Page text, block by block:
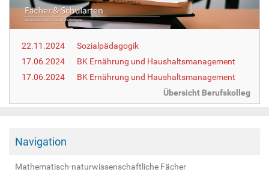
e
h
e
e
:
22.11.2024
Sozialpädagogik
17.06.2024
BK Ernährung und Haus­halts­ma­nage­ment
17.06.2024
BK Ernährung und Haus­halts­ma­nage­ment
Übersicht Berufskolleg
Navigation
Mathematisch-naturwissenschaftliche Fächer